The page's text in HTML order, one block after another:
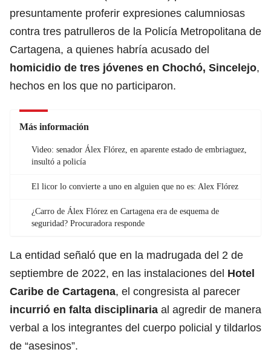
presuntamente proferir expresiones calumniosas
contra tres patrulleros de la Policía Metropolitana de
Cartagena, a quienes habría acusado del
homicidio de tres jóvenes en Chochó, Sincelejo,
hechos en los que no participaron.
Más información
Video: senador Álex Flórez, en aparente estado de embriaguez,
insultó a policía
El licor lo convierte a uno en alguien que no es: Alex Flórez
¿Carro de Álex Flórez en Cartagena era de esquema de
seguridad? Procuradora responde
La entidad señaló que en la madrugada del 2 de
septiembre de 2022, en las instalaciones del Hotel
Caribe de Cartagena, el congresista al parecer
incurrió en falta disciplinaria al agredir de manera
verbal a los integrantes del cuerpo policial y tildarlos
de “asesinos”.